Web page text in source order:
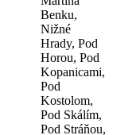
Benku,
Nižné
Hrady, Pod
Horou, Pod
Kopanicami,
Pod
Kostolom,
Pod Skálím,
Pod Stráňou,